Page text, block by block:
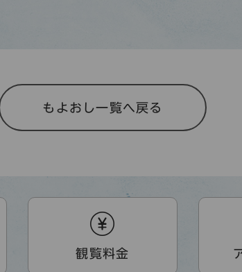
もよおし一覧へ戻る
観覧料金